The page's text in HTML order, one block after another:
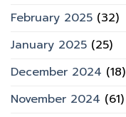
February 2025 (32)
January 2025 (25)
December 2024 (18)
November 2024 (61)